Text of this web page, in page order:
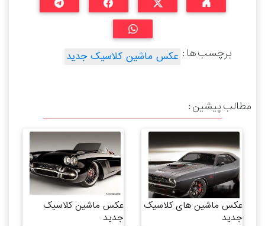
برچسب ها : عکس ماشین کلاسیک جدید
مطالب پیشین :
عکس ماشین های کلاسیک
جدید
عکس ماشین کلاسیک
جدید